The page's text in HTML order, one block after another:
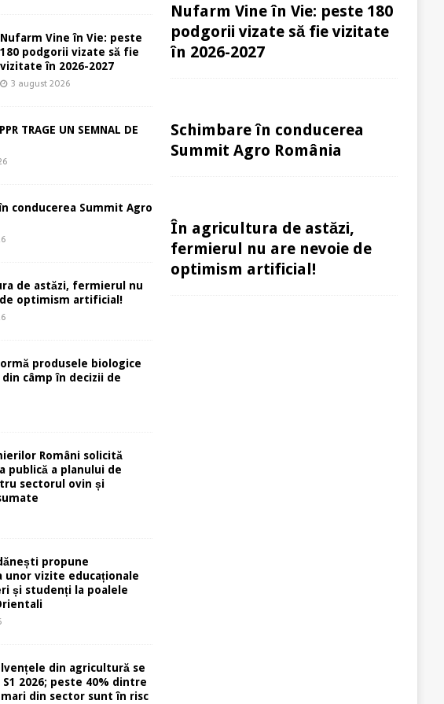
Nufarm Vine în Vie: peste
180 podgorii vizate să fie
vizitate în 2026-2027
3 august 2026
TRAGE UN SEMNAL DE
conducerea Summit Agro
de astăzi, fermierul nu
optimism artificial!
produsele biologice
câmp în decizii de
Români solicită
publică a planului de
sectorul ovin și
propune
unor vizite educaționale
și studenți la poalele
din agricultură se
2026; peste 40% dintre
din sector sunt în risc
Nufarm Vine în Vie: peste 180
podgorii vizate să fie vizitate
în 2026-2027
Schimbare în conducerea
Summit Agro România
În agricultura de astăzi,
fermierul nu are nevoie de
optimism artificial!